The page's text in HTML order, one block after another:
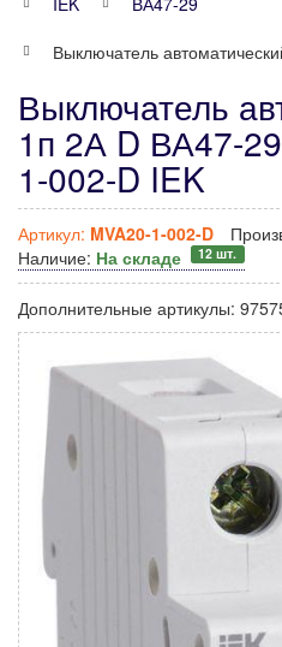
Выключатель
Выключатель
1п 2А D ВА47-
1-002-D IEK
Артикул: MVA20-1-002-D
Наличие: На складе 12 шт.
Дополнительные артикулы: